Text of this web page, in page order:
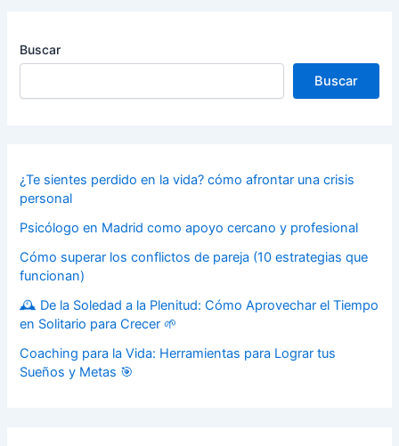
Buscar
Buscar
¿Te sientes perdido en la vida? cómo afrontar una crisis
personal
Psicólogo en Madrid como apoyo cercano y profesional
Cómo superar los conflictos de pareja (10 estrategias que
funcionan)
🕰️ De la Soledad a la Plenitud: Cómo Aprovechar el Tiempo
en Solitario para Crecer 🌱
Coaching para la Vida: Herramientas para Lograr tus
Sueños y Metas 🎯